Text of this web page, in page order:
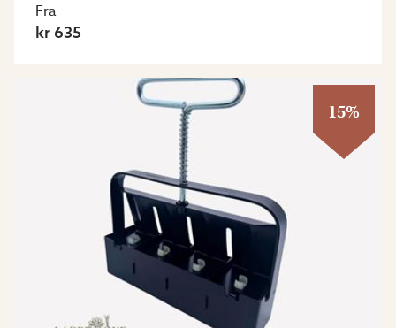
Fra
kr 635
15%